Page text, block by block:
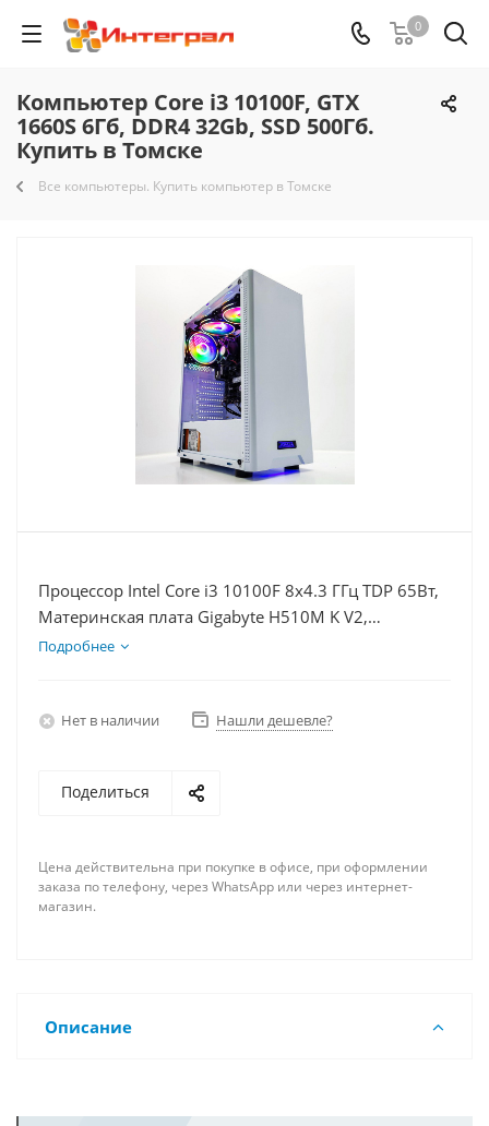
0
Компьютер Core i3 10100F, GTX
1660S 6Гб, DDR4 32Gb, SSD 500Гб.
Купить в Томске
Все компьютеры. Купить компьютер в Томске
Процессор Intel Core i3 10100F 8x4.3 ГГц TDP 65Вт,
Материнская плата Gigabyte H510M K V2,
Видеокарта GTX 1660S 6Гб, Память DDR4 32Gb,
Подробнее
Нет в наличии Нашли дешевле?
Поделиться
Цена действительна при покупке в офисе, при оформлении
заказа по телефону, через WhatsApp или через интернет-
магазин.
Описание